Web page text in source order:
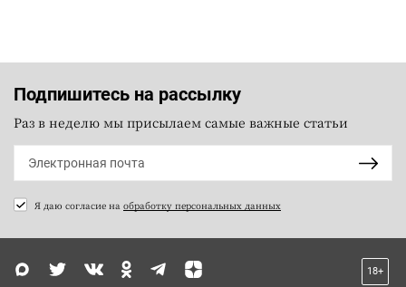
Подпишитесь на рассылку
Раз в неделю мы присылаем самые важные статьи
Я даю согласие на обработку персональных данных
18+